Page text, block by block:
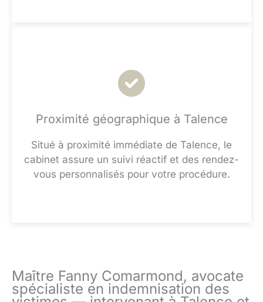
Proximité géographique à Talence
Situé à proximité immédiate de Talence, le
cabinet assure un suivi réactif et des rendez-
vous personnalisés pour votre procédure.
Maître Fanny Comarmond, avocate
spécialiste en indemnisation des